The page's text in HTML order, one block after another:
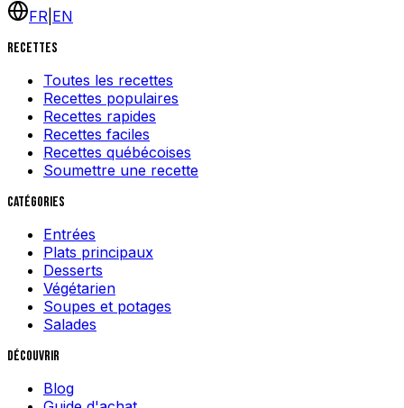
FR EN
Recettes
Toutes les recettes
Recettes populaires
Recettes rapides
Recettes faciles
Recettes québécoises
Soumettre une recette
Catégories
Entrées
Plats principaux
Desserts
Végétarien
Soupes et potages
Salades
Découvrir
Blog